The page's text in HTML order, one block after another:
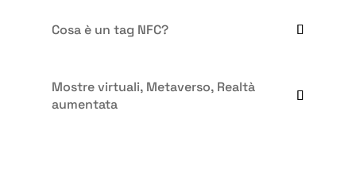
Cosa è un tag NFC?
Mostre virtuali, Metaverso, Realtà
aumentata